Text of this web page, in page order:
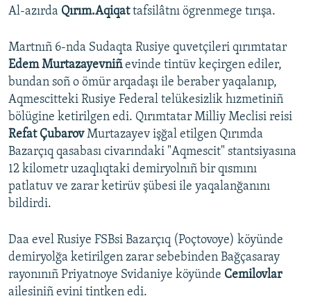
Al-azırda Qırım.Aqiqattafsilâtnı ögrenmege tırışa.
Martnıñ 6-nda Sudaqta Rusiye quvetçileri qırımtatar
Edem Murtazayevniñevinde tintüv keçirgen ediler,
bundan soñ o ömür arqadaşı ile beraber yaqalanıp,
Aqmescitteki Rusiye Federal telükesizlik hızmetiniñ
bölügine ketirilgen edi. Qırımtatar Milliy Meclisi reisi
Refat ÇubarovMurtazayev işğal etilgen Qırımda
Bazarçıq qasabası civarındaki "Aqmescit" stantsiyasına
12 kilometr uzaqlıqtaki demiryolnıñ bir qısmını
patlatuv ve zarar ketirüv şübesi ile yaqalanğanını
bildirdi.
Daa evel Rusiye FSBsi Bazarçıq (Poçtovoye) köyünde
demiryolğa ketirilgen zarar sebebinden Bağçasaray
rayonınıñ Priyatnoye Svidaniye köyünde Cemilovlar
ailesiniñ evini tintken edi.